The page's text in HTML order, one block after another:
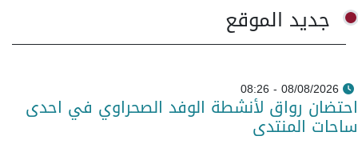
جديد الموقع
08/08/2026 - 08:26
احتضان رواق لأنشطة الوفد الصحراوي في احدى
ساحات المنتدى